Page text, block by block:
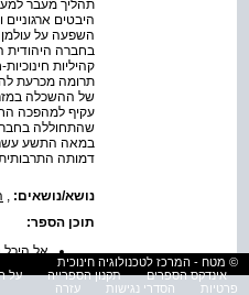
תהליך מעבר
היבטים
השפעה על
בחברה היהודית
קהיליות
תרומה מכרעת
של ההשכלה
עקיף למהפכה
שהתחוללה
במאה התשע
דמותה
נושא/נושאים:
תוכן הספר:
אל
במזרח
© מטח - המרכז לטכנולוגיה חינוכית
אינדקס הספרים
תקנון הספרייה על
פרטיות
הסדרי נגישות עזרה